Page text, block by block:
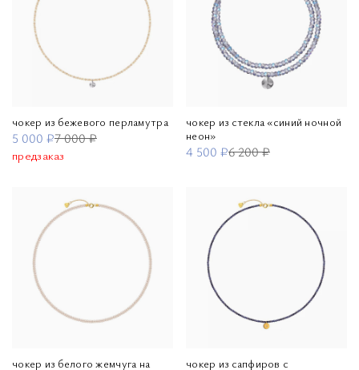
чокер из бежевого перламутра
5 000 ₽7 000 ₽
предзаказ
чокер из стекла «синий ночной
неон»
4 500 ₽6 200 ₽
чокер из белого жемчуга на
чокер из сапфиров с